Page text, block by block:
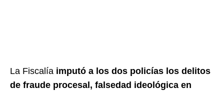
La Fiscalía imputó a los dos policías los delitos
de fraude procesal, falsedad ideológica en